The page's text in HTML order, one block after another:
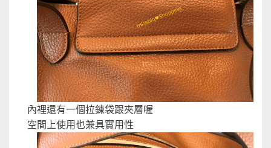
內裡還有一個拉鍊袋跟夾層喔
空間上使用也兼具實用性